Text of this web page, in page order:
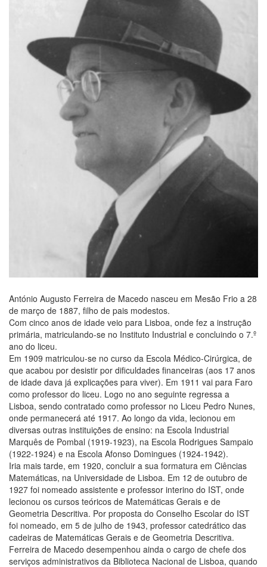
António Augusto Ferreira de Macedo nasceu em Mesão Frio a 28
de março de 1887, filho de pais modestos.
Com cinco anos de idade veio para Lisboa, onde fez a instrução
primária, matriculando-se no Instituto Industrial e concluindo o 7.º
ano do liceu.
Em 1909 matriculou-se no curso da Escola Médico-Cirúrgica, de
que acabou por desistir por dificuldades financeiras (aos 17 anos
de idade dava já explicações para viver). Em 1911 vai para Faro
como professor do liceu. Logo no ano seguinte regressa a
Lisboa, sendo contratado como professor no Liceu Pedro Nunes,
onde permanecerá até 1917. Ao longo da vida, lecionou em
diversas outras instituições de ensino: na Escola Industrial
Marquês de Pombal (1919-1923), na Escola Rodrigues Sampaio
(1922-1924) e na Escola Afonso Domingues (1924-1942).
Iria mais tarde, em 1920, concluir a sua formatura em Ciências
Matemáticas, na Universidade de Lisboa. Em 12 de outubro de
1927 foi nomeado assistente e professor interino do IST, onde
lecionou os cursos teóricos de Matemáticas Gerais e de
Geometria Descritiva. Por proposta do Conselho Escolar do IST
foi nomeado, em 5 de julho de 1943, professor catedrático das
cadeiras de Matemáticas Gerais e de Geometria Descritiva.
Ferreira de Macedo desempenhou ainda o cargo de chefe dos
serviços administrativos da Biblioteca Nacional de Lisboa, quando